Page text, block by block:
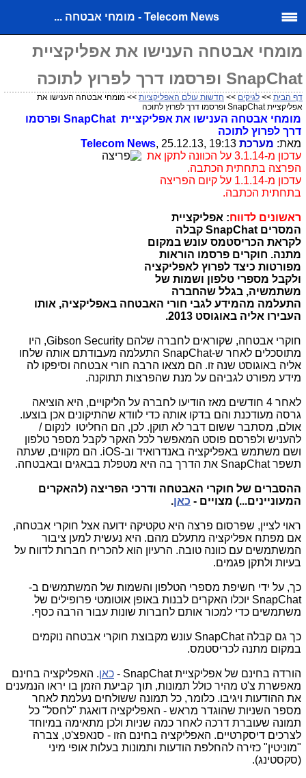
Telecom News - מומחי אבטחה ...
מומחי אבטחה הענישו את אפליקציית
SnapChat ופרסמו דרך לפרוץ לתוכה
דף הבית >> לגיקים >> חדשות עולם האפליקציות >> מומחי אבטחה הענישו את
אפליקציית SnapChat ופרסמו דרך לפרוץ לתוכה
מומחי אבטחה הענישו את אפליקציית SnapChat ופרסמו
דרך לפרוץ לתוכה
מאת: מערכת Telecom News, 25.12.13, 19:13
עדכון מ-3.1.14 על הכוונה לתקן את
הפרצה בתחתית הכתבה.
עדכון מ-1.1.14 על קיום הפריצה
בתחתית הכתבה.
ראשונים לדווח: אפליקציית
המסרים SnapChat קבלה
לקראת הכריסטמס עונש במקום
מתנה. חוקרים פרסמו הוראות
מפורטות כיצד לפרוץ לאפליקציה
ולקבל מספרי טלפון ושמות של
משתמשיה, בגלל שהחברה
התעלמה מהמידע לגבי חורי האבטחה באפליקציה, אותו
העבירו אליה באוגוסט 2013.
חוקרי אבטחה, שקוראים לחברה שלהם Gibson Security, היו
מתוסכלים לאחר ש-SnapChat התעלמה מעבודתם אותה שלחו
אליה באוגוסט שנה זו. הם מצאו הרבה חורי אבטחה וסיפקו לה
מידע מפורט לגביהם על מנת שהפרצות תתוקנה.
לאחר 4 חודשים מאז הודיעו לחברה על הליקויים, היא הוציאה
גרסה מעודכנת והם בדקו אותה כדי לוודא שהתיקונים אכן בוצעו.
אולם, מסתבר ששום דבר לא תוקן. לכן, הם החליטו לנקום /
להעניש ולפרסם פוסט המאפשר לכל האקר לקבל מספר טלפון
ושם משתמש באפליקציה באנדרואיד וב-iOS. הם מקווים, שעתה
תשפר SnapChat את הדרך בה היא מטפלת בבאגים ובאבטחה.
ההסברים של חוקרי האבטחה ודרכי הפריצה (להאקרים
המעוניינים...) מצויים - כאן.
ראוי לציין, שפרסום פרצה היא טקטיקה ידועה אצל חוקרי אבטחה,
אם מפתח אפליקציה מתעלם מהם. היא נעשית למען ציבור
המשתמשים עם כוונה טובה. הרעיון הוא להכריח חברות לדווח על
בעיות ולתקן פגמים.
כך, על ידי חשיפת מספרי הטלפון והשמות של המשתמשים ב-
SnapChat יוכלו האקרים לבנות באופן אוטומטי פרופילים של
משתמשים כדי למכור אותם לחברות שונות עבור הרבה כסף.
כך גם קבלה SnapChat עונש מקבוצת חוקרי אבטחה נוקמים
במקום מתנה לכריסטמס.
הורדה בחינם של אפליקציית SnapChat - כאן. האפליקציה בחינם
מאפשרת צ'ט מהיר כולל תמונות, תוך קביעת הזמן בו יראו הנמענים
את ההודעות ויגיבו. כלומר, כל תמונה ששולחים נעלמת לאחר
מספר השניות שהוגדר מראש - האפליקציה דואגת "לחסל" כל
תמונה שעוברת דרכה לאחר כמה שניות ולכן מתאימה במיוחד
לצרכים דיסקרטיים. האפליקציה בחינם הזו - סנאפצ'ט, צברה
"מוניטין" כזירה להחלפת הודעות ותמונות בעלות אופי מיני
(סקסטינג).